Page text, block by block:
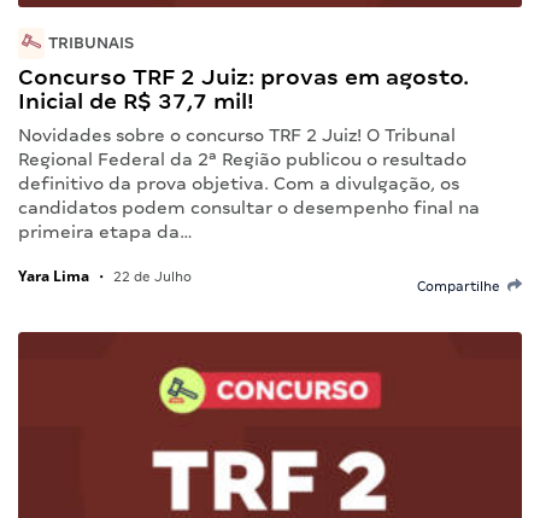
TRIBUNAIS
Concurso TRF 2 Juiz: provas em agosto.
Inicial de R$ 37,7 mil!
Novidades sobre o concurso TRF 2 Juiz! O Tribunal
Regional Federal da 2ª Região publicou o resultado
definitivo da prova objetiva. Com a divulgação, os
candidatos podem consultar o desempenho final na
primeira etapa da…
Yara Lima • 22 de Julho
Compartilhe